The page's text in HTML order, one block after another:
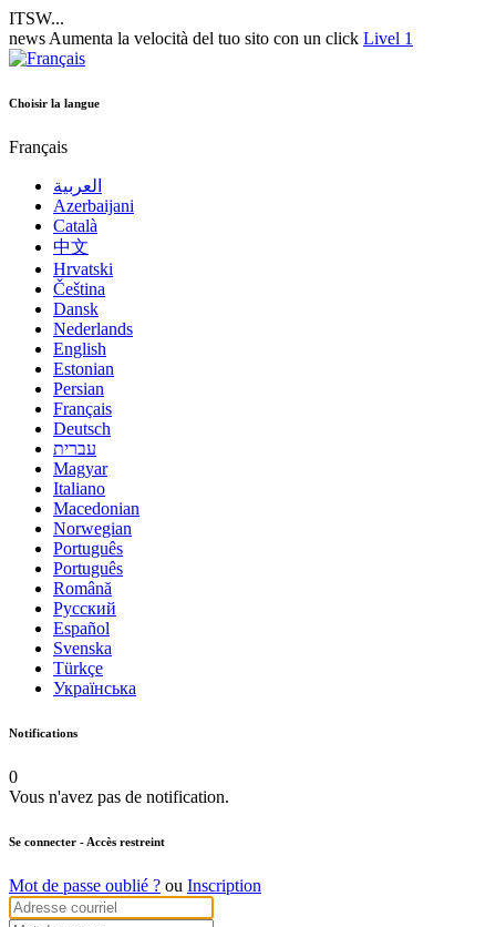
ITSW...
news Aumenta la velocità del tuo sito con un click Livel 1
Choisir la langue
Français
العربية
Azerbaijani
Català
中文
Hrvatski
Čeština
Dansk
Nederlands
English
Estonian
Persian
Français
Deutsch
עברית
Magyar
Italiano
Macedonian
Norwegian
Português
Português
Română
Русский
Español
Svenska
Türkçe
Українська
Notifications
0
Vous n'avez pas de notification.
Se connecter - Accès restreint
Mot de passe oublié ? ou Inscription